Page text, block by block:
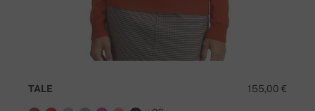
155,00 €
TALE